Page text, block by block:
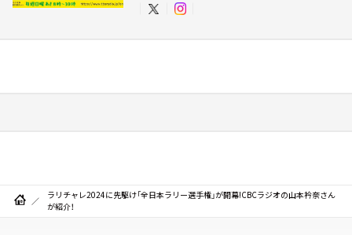
ラリチャレ2024に先駆け「全日本ラリー選手権」が開幕!CBCラジオの山本衿奈さん
が紹介！